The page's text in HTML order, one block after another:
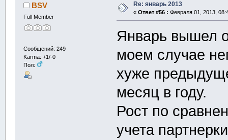
BSV
Full Member
Сообщений: 249
Karma: +1/-0
Пол:
Re: январь 2013
« Ответ #56 : Февраля 01, 2013,
Январь вышел
моем случае
хуже
месяц в году.
Рост по
учета